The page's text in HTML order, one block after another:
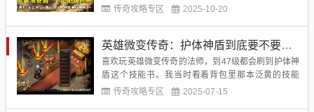
家的关注，如今不管是什么时间段，游戏里都有大量
体玩法好不好玩？缺少淬炼材料怎么办？这些都是需
要解决的难题，接下...
传奇攻略专区 2025-10-20
英雄微变传奇：护体神盾到底要不要学？老玩家实测效果
喜欢玩英雄微变传奇的法师，到47级都会刷到护体神
盾这个技能书。我当时看着背包里那本泛黄的技能
书，纠结了整整三天，学吧，要花50万金币和10块黑
传奇攻略专区 2025-07-15